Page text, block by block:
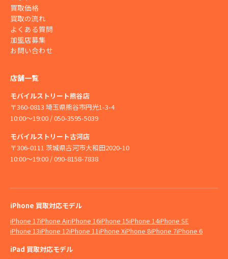
買取価格
買取の流れ
よくある質問
加盟店募集
お問い合わせ
店舗一覧
モバイルストリート熊谷店
〒360-0813 埼玉県熊谷市円光1-3-4
10:00〜19:00 / 050-3595-5039
モバイルストリート古河店
〒306-0111 茨城県古河市大和田2020-10
10:00〜19:00 / 090-8158-7838
iPhone 買取対応モデル
iPhone 17iPhone AiriPhone 16iPhone 15iPhone 14iPhone SE
iPhone 13iPhone 12iPhone 11iPhone XiPhone 8iPhone 7iPhone 6
iPad 買取対応モデル